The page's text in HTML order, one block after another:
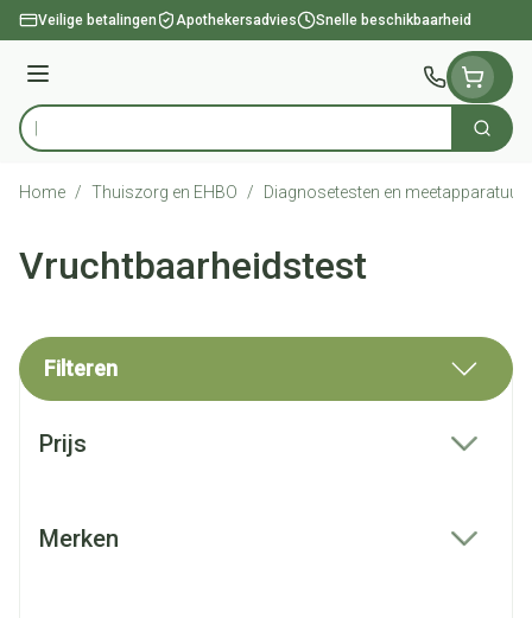
Ga naar de inhoud
Veilige betalingen Apothekersadvies Snelle beschikbaarheid
Menu
Product, merk, categorie... Zoek
Home / Thuiszorg en EHBO / Diagnosetesten en meetapparatuur
Vruchtbaarheidstest
Filteren
Prijs
Merken